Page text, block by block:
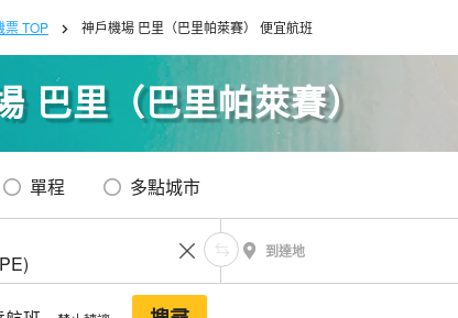
票 TOP 神戶機場 巴里（巴里帕萊賽） 便宜航班
巴里（巴里帕萊賽）
單程 多點城市
到達地